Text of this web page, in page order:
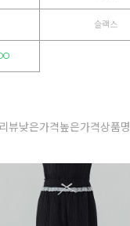
슬랙스
뷰낮은가격높은가격상품명